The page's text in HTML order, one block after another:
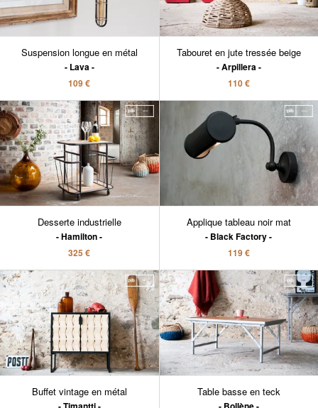
Suspension longue en métal
Lava
109 €
Tabouret en jute tressée beige
Arpillera
110 €
Desserte industrielle
Hamilton
325 €
Applique tableau noir mat
Black Factory
119 €
Buffet vintage en métal Table basse en teck